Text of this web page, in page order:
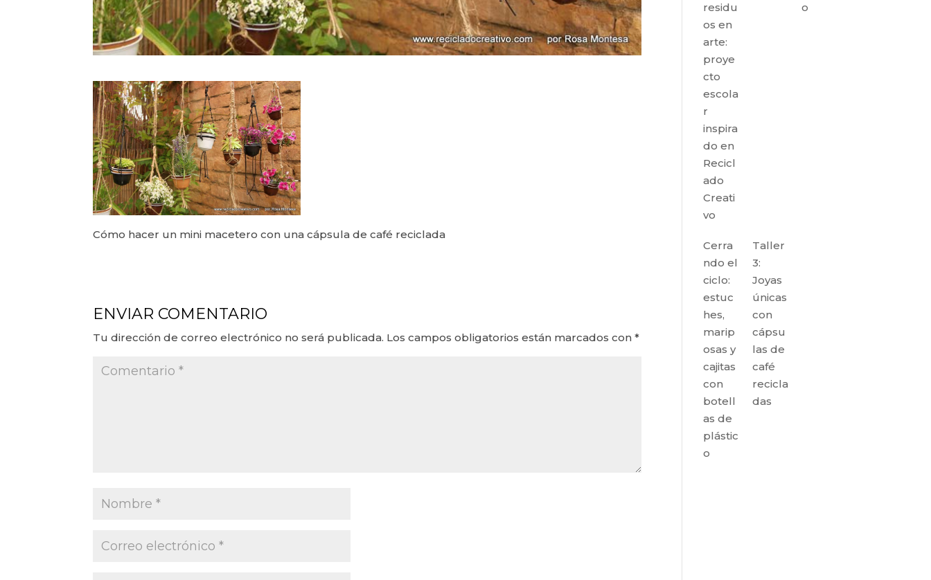
Cómo hacer un mini macetero con una cápsula de café reciclada
ENVIAR COMENTARIO
Tu dirección de correo electrónico no será publicada. Los campos obligatorios están marcados con*
residu
os en
arte:
proye
cto
escola
r
inspira
do en
Recicl
ado
Creati
vo
o
Cerra
ndo el
ciclo:
estuc
hes,
marip
osas y
cajitas
con
botell
as de
plástic
o
Taller
3:
Joyas
únicas
con
cápsu
las de
café
recicla
das